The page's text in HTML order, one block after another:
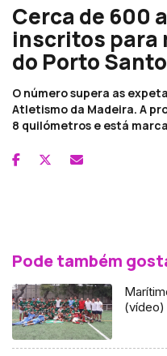
Cerca de 600
inscritos para
do Porto
O número supera as
Atletismo da Madeira. A
8 quilómetros e está
Pode também
(vídeo)